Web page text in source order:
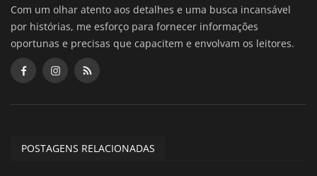
Com um olhar atento aos detalhes e uma busca incansável
por histórias, me esforço para fornecer informações
oportunas e precisas que capacitem e envolvam os leitores.
POSTAGENS RELACIONADAS